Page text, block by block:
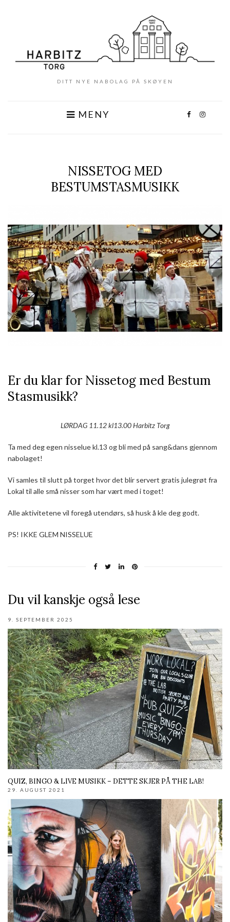
DITT NYE NABOLAG PÅ SKØYEN
MENY
NISSETOG MED
BESTUMSTASMUSIKK
Er du klar for Nissetog med Bestum
Stasmusikk?
LØRDAG 11.12 kl13.00 Harbitz Torg
Ta med deg egen nisselue kl.13 og bli med på sang&dans gjennom
nabolaget!
Vi samles til slutt på torget hvor det blir servert gratis julegrøt fra
Lokal til alle små nisser som har vært med i toget!
Alle aktivitetene vil foregå utendørs, så husk å kle deg godt.
PS! IKKE GLEM NISSELUE
Du vil kanskje også lese
9. SEPTEMBER 2025
QUIZ, BINGO & LIVE MUSIKK – DETTE SKJER PÅ THE LAB!
29. AUGUST 2021